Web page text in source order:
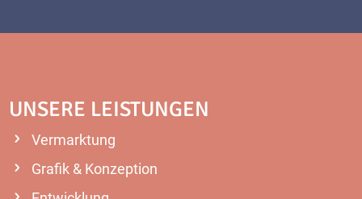
UNSERE LEISTUNGEN
Vermarktung
Grafik & Konzeption